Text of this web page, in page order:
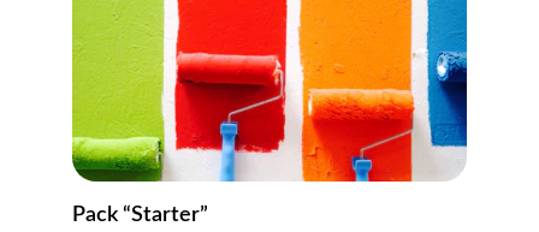
Pack “Starter”